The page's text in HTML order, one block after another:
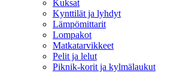
Kuksat
Kynttilät ja lyhdyt
Lämpömittarit
Lompakot
Matkatarvikkeet
Pelit ja lelut
Piknik-korit ja kylmälaukut